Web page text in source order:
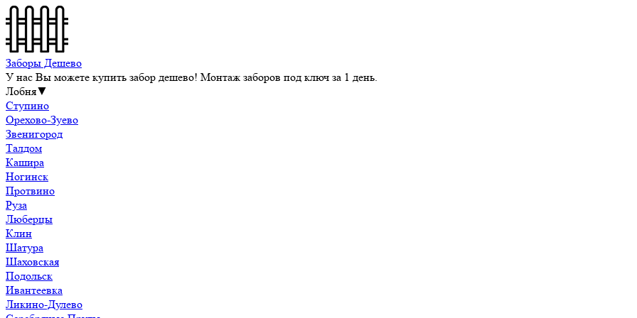
Заборы Дешево
У нас Вы можете купить забор дешево! Монтаж заборов под ключ за 1 день.
Лобня▼
Ступино
Орехово-Зуево
Звенигород
Талдом
Кашира
Ногинск
Протвино
Руза
Люберцы
Клин
Шатура
Шаховская
Подольск
Ивантеевка
Ликино-Дулево